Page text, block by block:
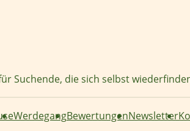
Suchende, die sich selbst
WerdegangBewertungenNewsletter